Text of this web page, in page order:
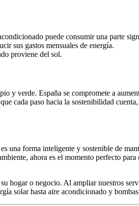
puede consumir una parte
sus gastos mensuales de energía.
proviene del sol.
y verde. España se compromete a
cada paso hacia la sostenibilidad
una forma inteligente y sostenible de
ahora es el momento perfecto
hogar o negocio. Al ampliar nuestros
solar hasta aire acondicionado y